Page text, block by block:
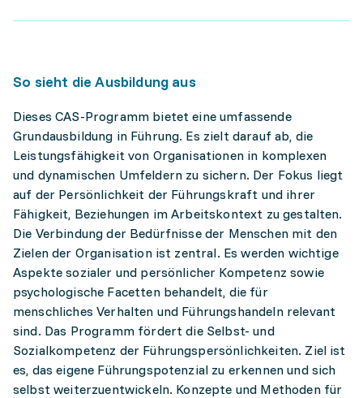
So sieht die Ausbildung aus
Dieses CAS-Programm bietet eine umfassende
Grundausbildung in Führung. Es zielt darauf ab, die
Leistungsfähigkeit von Organisationen in komplexen
und dynamischen Umfeldern zu sichern. Der Fokus liegt
auf der Persönlichkeit der Führungskraft und ihrer
Fähigkeit, Beziehungen im Arbeitskontext zu gestalten.
Die Verbindung der Bedürfnisse der Menschen mit den
Zielen der Organisation ist zentral. Es werden wichtige
Aspekte sozialer und persönlicher Kompetenz sowie
psychologische Facetten behandelt, die für
menschliches Verhalten und Führungshandeln relevant
sind. Das Programm fördert die Selbst- und
Sozialkompetenz der Führungspersönlichkeiten. Ziel ist
es, das eigene Führungspotenzial zu erkennen und sich
selbst weiterzuentwickeln. Konzepte und Methoden für